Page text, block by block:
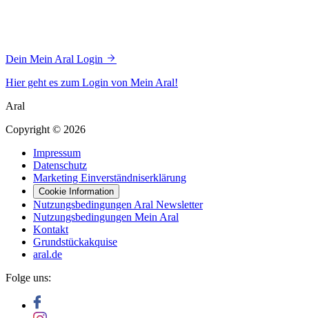
Dein Mein Aral Login
Hier geht es zum Login von Mein Aral!
Aral
Copyright © 2026
Impressum
Datenschutz
Marketing Einverständniserklärung
Cookie Information
Nutzungsbedingungen Aral Newsletter
Nutzungsbedingungen Mein Aral
Kontakt
Grundstückakquise
aral.de
Folge uns: